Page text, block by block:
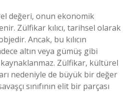
değeri, onun ekonomik
Zülfikar kılıcı, tarihsel olarak
Ancak, bu kılıcın
altın veya gümüş gibi
Zülfikar, kültürel
nedeniyle de büyük bir değer
sınıfının elit bir parçası